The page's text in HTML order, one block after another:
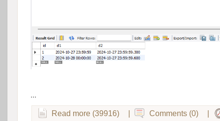
...
Read more (39916) Comments (0)